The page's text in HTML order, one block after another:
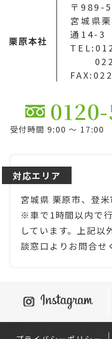
栗原本社
〒989-
宮城県
通14-3
受付時間 9:00 ～ 17:00
対応エリア
宮城県 栗原市、登
※車で1時間以内で
しています。上記以
談窓口よりお問合せ